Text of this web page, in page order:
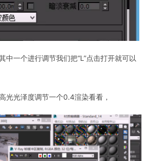
中一个进行调节我们把“L”点击打开就可以
光光泽度调节一个0.4渲染看看，